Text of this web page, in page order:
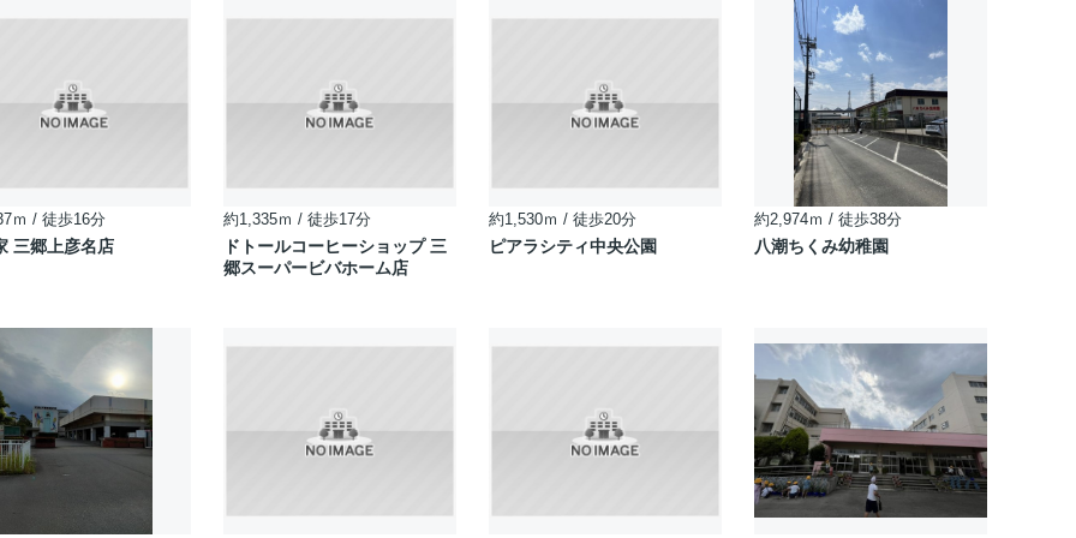
ｍ / 徒歩16分
三郷上彦名店
約1,335ｍ / 徒歩17分
ドトールコーヒーショップ 三
郷スーパービバホーム店
約1,530ｍ / 徒歩20分
ピアラシティ中央公園
約2,974ｍ / 徒歩38分
八潮ちくみ幼稚園